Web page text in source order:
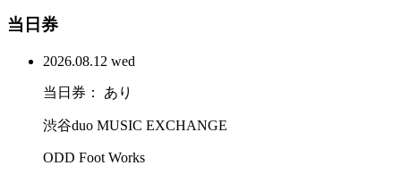
当日券
2026.08.12 wed
当日券： あり
渋谷duo MUSIC EXCHANGE
ODD Foot Works